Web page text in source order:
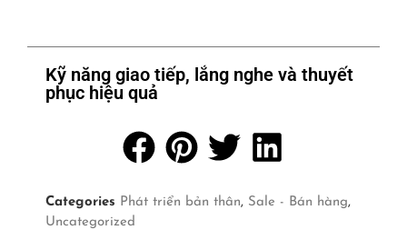
Kỹ năng giao tiếp, lắng nghe và thuyết
phục hiệu quả
Categories Phát triển bản thân, Sale - Bán hàng,
Uncategorized